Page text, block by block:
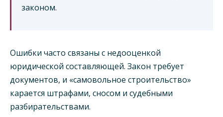
законом.
Ошибки часто связаны с недооценкой
юридической составляющей. Закон требует
документов, и «самовольное строительство»
карается штрафами, сносом и судебными
разбирательствами.